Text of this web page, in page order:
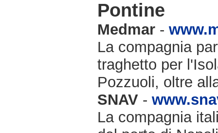
Pontine
Medmar -
La compagnia
traghetto per
Pozzuoli, oltre
SNAV -
La compagnia